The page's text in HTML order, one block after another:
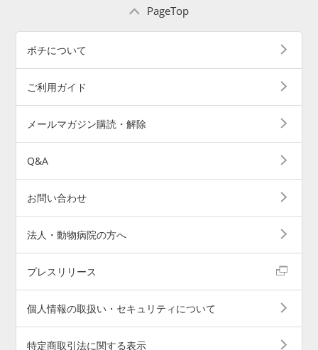
PageTop
ポチについて
ご利用ガイド
メールマガジン購読・解除
Q&A
お問い合わせ
法人・動物病院の方へ
プレスリリース
個人情報の取扱い・セキュリティについて
特定商取引法に関する表示